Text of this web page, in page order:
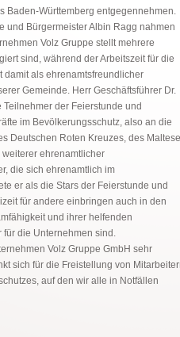
Baden-Württemberg entgegennehmen.
und Bürgermeister Albin Ragg nahmen
Volz Gruppe stellt mehrere
sind, während der Arbeitszeit für die
damit als ehrenamtsfreundlicher
Gemeinde. Herr Geschäftsführer Dr.
der Feierstunde und
im Bevölkerungsschutz, also an die
Deutschen Roten Kreuzes, des
weiterer ehrenamtlicher
die sich ehrenamtlich im
er als die Stars der Feierstunde und
für andere einbringen auch in den
und ihrer helfenden
die Unternehmen sind.
Volz Gruppe GmbH sehr
sich für die Freistellung von
auf den wir alle in Notfällen